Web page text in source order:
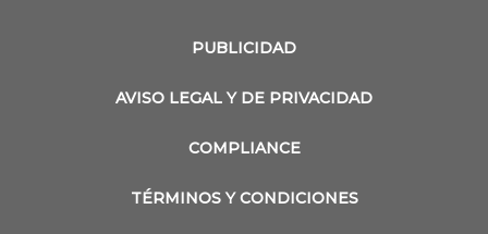
PUBLICIDAD
AVISO LEGAL Y DE PRIVACIDAD
COMPLIANCE
TÉRMINOS Y CONDICIONES